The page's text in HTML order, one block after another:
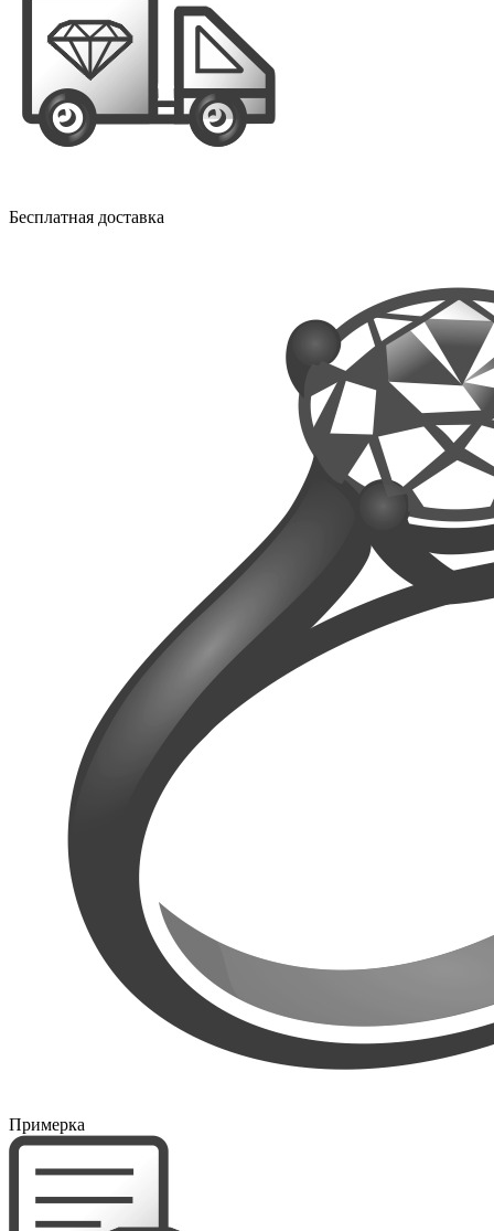
Бесплатная доставка
Примерка